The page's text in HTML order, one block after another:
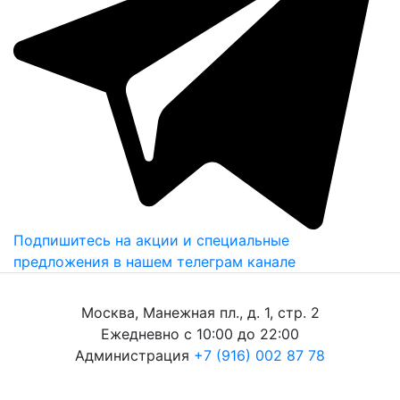
Подпишитесь на акции и специальные
предложения в нашем телеграм канале
Москва, Манежная пл., д. 1, стр. 2
Ежедневно с 10:00 до 22:00
Администрация +7 (916) 002 87 78